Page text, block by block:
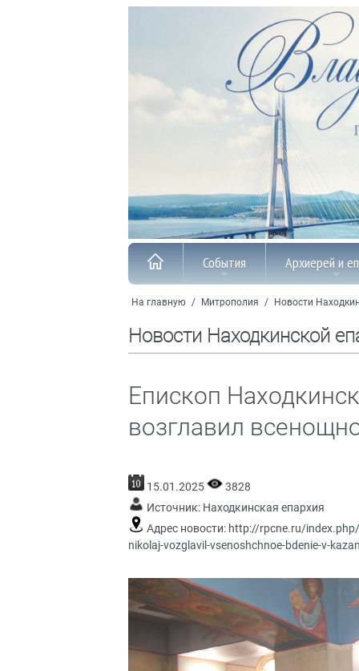
События Архиерей и
На главную / Митрополия / Новости
Новости Находкинской
Епископ
возглавил
15.01.2025
3828
Источник: Находкинская епархия
Адрес новости: http://rpcne.ru/
nikolaj-vozglavil-vsenoshchnoe-bdenie-v-